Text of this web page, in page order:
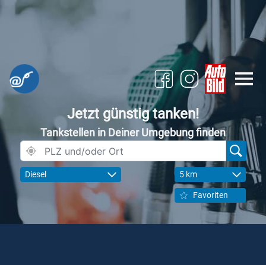
Jetzt günstig tanken!
Tankstellen in Deiner Umgebung finden
Diesel 5 km
Favoriten